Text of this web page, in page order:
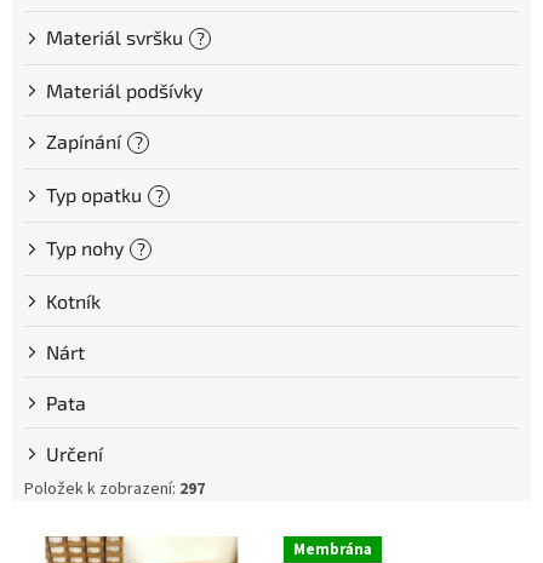
Materiál svršku ?
Materiál podšívky
Zapínání ?
Typ opatku ?
Typ nohy ?
Kotník
Nárt
Pata
Určení
Položek k zobrazení: 297
Membrána